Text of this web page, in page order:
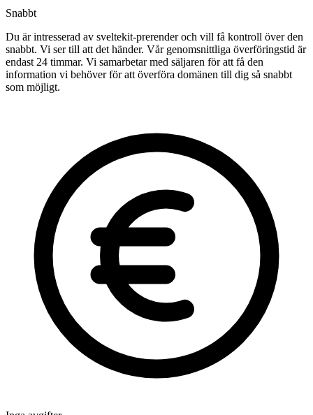
Snabbt
Du är intresserad av sveltekit-prerender och vill få kontroll över den
snabbt. Vi ser till att det händer. Vår genomsnittliga överföringstid är
endast 24 timmar. Vi samarbetar med säljaren för att få den
information vi behöver för att överföra domänen till dig så snabbt
som möjligt.